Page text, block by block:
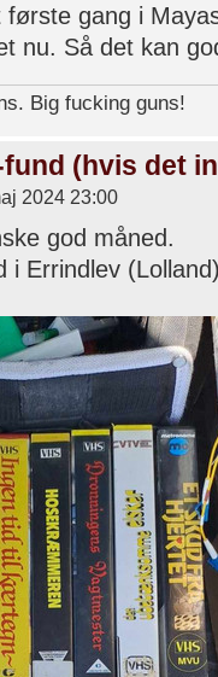
gang i
nu. Så det kan
Big fucking guns!
fund (hvis det
2024 23:00
god måned.
i Errindlev